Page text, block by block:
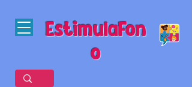
EstimulaFon
o